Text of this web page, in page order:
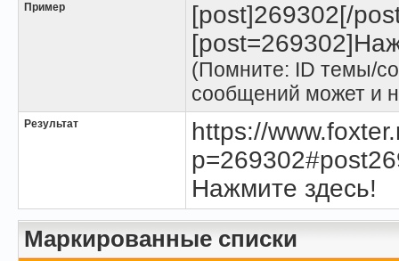
Пример
[post]269302[/
(Помните: ID темы/
сообщений может и
Результат
https://
Нажмите здесь!
Маркированные списки